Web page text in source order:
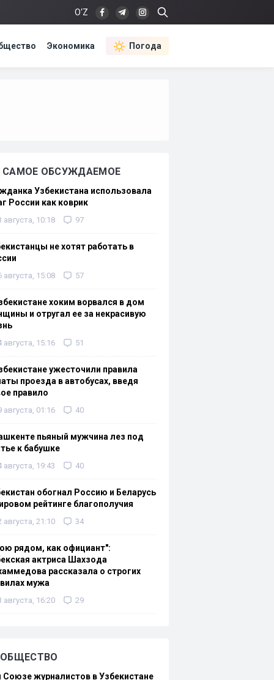
O‘Z
Экономика Погода
САМОЕ ОБСУЖДАЕМОЕ
Узбекистана использовала
России как коврик
августа, 10:18 97
не хотят работать в
августа, 15:08 57
хоким ворвался в дом
и отругал ее за некрасивую
августа, 15:16 51
ужесточили правила
проезда в автобусах, введя
правило
августа, 01:16 40
пьяный мужчина лез под
к бабушке
августа, 19:43 40
обогнал Россию и Беларусь
рейтинге благополучия
августа, 21:10 34
рядом, как официант":
актриса Шахзода
рассказала о строгих
мужа
августа, 16:20 29
ОБЩЕСТВО
Союзе журналистов в Узбекистане